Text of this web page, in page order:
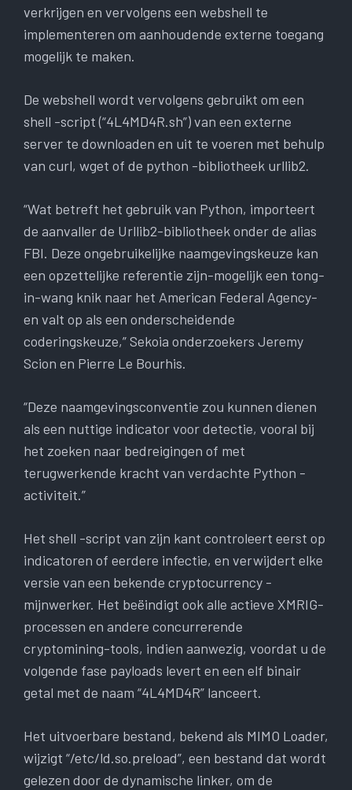
verkrijgen en vervolgens een webshell te
implementeren om aanhoudende externe toegang
mogelijk te maken.
De webshell wordt vervolgens gebruikt om een ​​
shell -script (“4L4MD4R.sh”) van een externe
server te downloaden en uit te voeren met behulp
van curl, wget of de python -bibliotheek urllib2.
“Wat betreft het gebruik van Python, importeert
de aanvaller de Urllib2-bibliotheek onder de alias
FBI. Deze ongebruikelijke naamgevingskeuze kan
een opzettelijke referentie zijn-mogelijk een tong-
in-wang knik naar het American Federal Agency-
en valt op als een onderscheidende
coderingskeuze,” Sekoia onderzoekers Jeremy
Scion en Pierre Le Bourhis.
“Deze naamgevingsconventie zou kunnen dienen
als een nuttige indicator voor detectie, vooral bij
het zoeken naar bedreigingen of met
terugwerkende kracht van verdachte Python -
activiteit.”
Het shell -script van zijn kant controleert eerst op
indicatoren of eerdere infectie, en verwijdert elke
versie van een bekende cryptocurrency -
mijnwerker. Het beëindigt ook alle actieve XMRIG-
processen en andere concurrerende
cryptomining-tools, indien aanwezig, voordat u de
volgende fase payloads levert en een elf binair
getal met de naam “4L4MD4R” lanceert.
Het uitvoerbare bestand, bekend als MIMO Loader,
wijzigt “/etc/ld.so.preload”, een bestand dat wordt
gelezen door de dynamische linker, om de